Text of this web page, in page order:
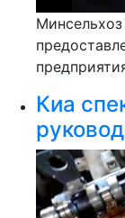
Киа